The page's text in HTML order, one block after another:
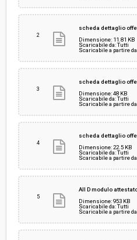
2
scheda dettaglio
Dimensione: 11.81 KB
Scaricabile da: Tutti
Scaricabile a partire
3
scheda dettaglio
Dimensione: 48 KB
Scaricabile da: Tutti
Scaricabile a partire
4
scheda dettaglio
Dimensione: 22.5 KB
Scaricabile da: Tutti
Scaricabile a partire
5
All D modulo
Dimensione: 953 KB
Scaricabile da: Tutti
Scaricabile a partire